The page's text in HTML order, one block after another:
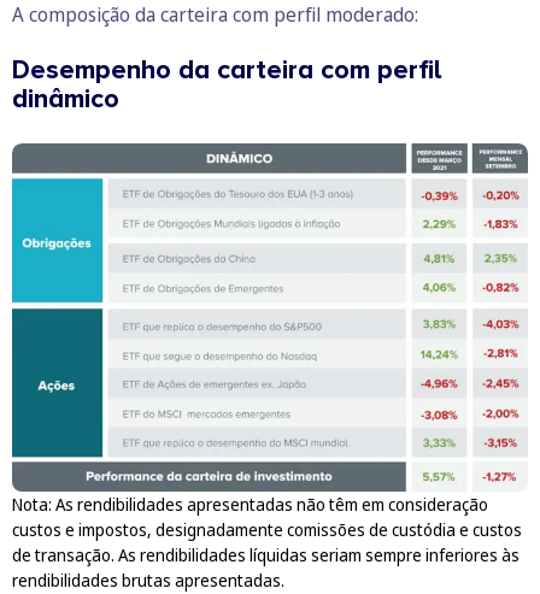
A composição da carteira com perfil moderado:
Desempenho da carteira com perfil
dinâmico
Nota: As rendibilidades apresentadas não têm em consideração
custos e impostos, designadamente comissões de custódia e custos
de transação. As rendibilidades líquidas seriam sempre inferiores às
rendibilidades brutas apresentadas.